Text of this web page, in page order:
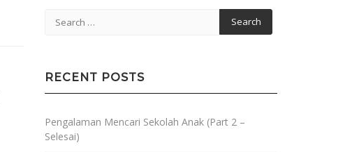
for:
RECENT POSTS
Pengalaman Mencari Sekolah Anak (Part 2 –
Selesai)